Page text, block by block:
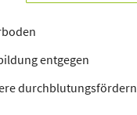
entgegen